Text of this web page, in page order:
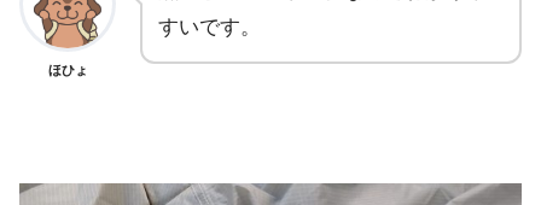
ほひょ
すいです。